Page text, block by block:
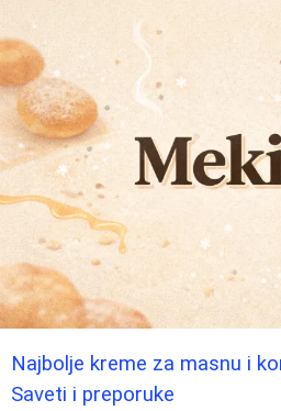
Najbolje kreme za masnu i
Saveti i preporuke